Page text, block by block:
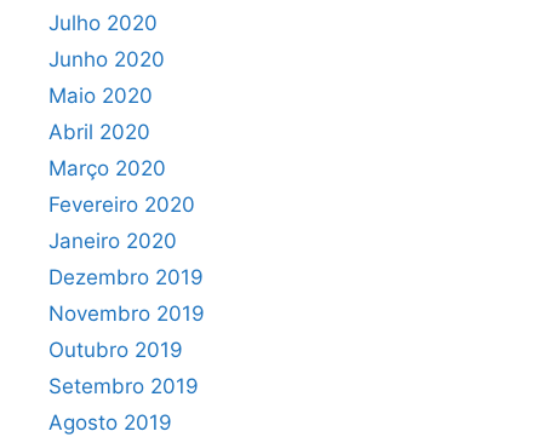
Julho 2020
Junho 2020
Maio 2020
Abril 2020
Março 2020
Fevereiro 2020
Janeiro 2020
Dezembro 2019
Novembro 2019
Outubro 2019
Setembro 2019
Agosto 2019